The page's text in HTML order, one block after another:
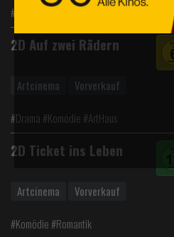
#Überraschungsfilm
2D Auf zwei Rädern
Artcinema Vorverkauf
#Drama #Komödie #ArtHaus
2D Ticket ins Leben
Artcinema Vorverkauf
#Komödie #Romantik